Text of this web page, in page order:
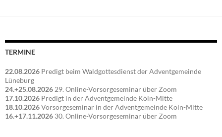
TERMINE
22.08.2026 Predigt beim Waldgottesdienst der Adventgemeinde
Lüneburg
24.+25.08.2026 29. Online-Vorsorgeseminar über Zoom
17.10.2026 Predigt in der Adventgemeinde Köln-Mitte
18.10.2026Vorsorgeseminar in der Adventgemeinde Köln-Mitte
16.+17.11.2026 30. Online-Vorsorgeseminar über Zoom